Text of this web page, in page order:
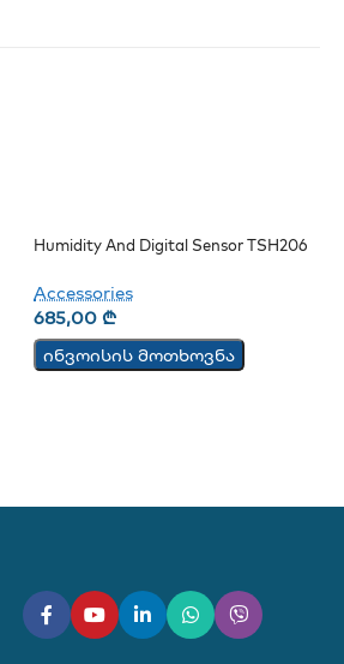
Humidity And Digital Sensor TSH206
Accessories
685,00₾
ინვოისის მოთხოვნა